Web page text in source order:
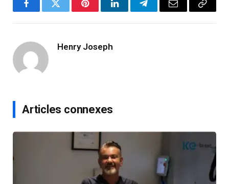
FacebookTwitter PinterestLinkedInTelegramEmail
Copy
Henry Joseph
Articles connexes